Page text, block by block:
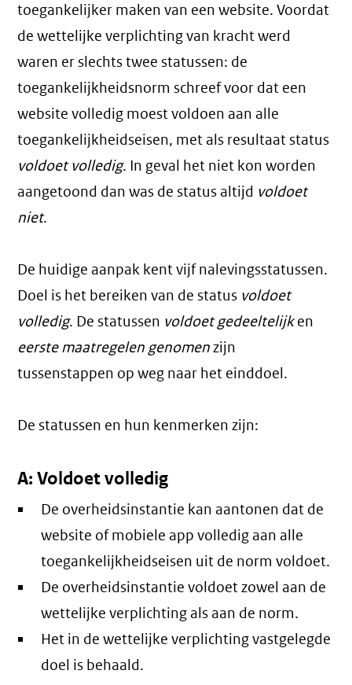
toegankelijker maken van een website. Voordat
de wettelijke verplichting van kracht werd
waren er slechts twee statussen: de
toegankelijkheidsnorm schreef voor dat een
website volledig moest voldoen aan alle
toegankelijkheidseisen, met als resultaat status
voldoet volledig. In geval het niet kon worden
aangetoond dan was de status altijd voldoet
niet.
De huidige aanpak kent vijf nalevingsstatussen.
Doel is het bereiken van de status voldoet
volledig. De statussen voldoet gedeeltelijken
eerste maatregelen genomenzijn
tussenstappen op weg naar het einddoel.
De statussen en hun kenmerken zijn:
A: Voldoet volledig
De overheidsinstantie kan aantonen dat de
website of mobiele app volledig aan alle
toegankelijkheidseisen uit de norm voldoet.
De overheidsinstantie voldoet zowel aan de
wettelijke verplichting als aan de norm.
Het in de wettelijke verplichting vastgelegde
doel is behaald.